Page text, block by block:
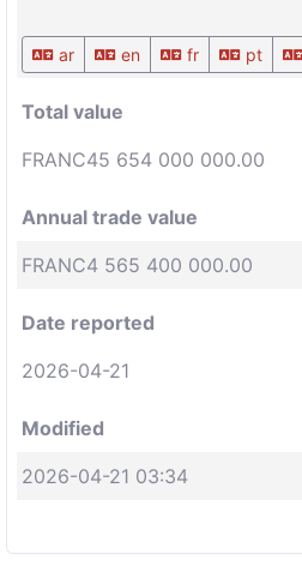
ar en fr pt
Total value
FRANC45 654 000 000.00
Annual trade value
FRANC4 565 400 000.00
Date reported
2026-04-21
Modified
2026-04-21 03:34